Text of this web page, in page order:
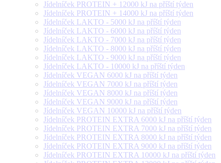
Jídelníček PROTEIN + 12000 kJ na příští týden
Jídelníček PROTEIN + 14000 kJ na příští týden
Jídelníček LAKTO - 5000 kJ na příští týden
Jídelníček LAKTO - 6000 kJ na příští týden
Jídelníček LAKTO - 7000 kJ na příští týden
Jídelníček LAKTO - 8000 kJ na příští týden
Jídelníček LAKTO - 9000 kJ na příští týden
Jídelníček LAKTO - 10000 kJ na příští týden
Jídelníček VEGAN 6000 kJ na příští týden
Jídelníček VEGAN 7000 kJ na příští týden
Jídelníček VEGAN 8000 kJ na příští týden
Jídelníček VEGAN 9000 kJ na příští týden
Jídelníček VEGAN 10000 kJ na příští týden
Jídelníček PROTEIN EXTRA 6000 kJ na příští týden
Jídelníček PROTEIN EXTRA 7000 kJ na příští týden
Jídelníček PROTEIN EXTRA 8000 kJ na příští týden
Jídelníček PROTEIN EXTRA 9000 kJ na příští týden
Jídelníček PROTEIN EXTRA 10000 kJ na příští týden